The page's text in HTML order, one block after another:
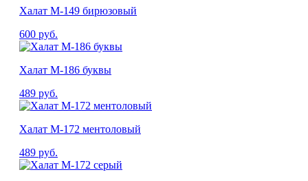
Халат М-149 бирюзовый
600 руб.
Халат М-186 буквы
489 руб.
Халат М-172 ментоловый
489 руб.